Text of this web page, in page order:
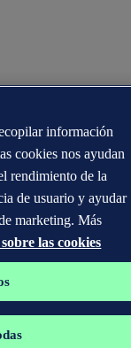
información
cookies nos ayudan
rendimiento de la
de usuario y ayudar
marketing. Más
las cookies